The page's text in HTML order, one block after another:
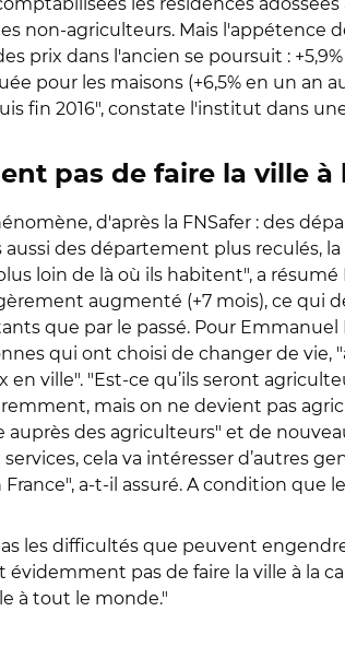
non-agriculteurs. Mais l'appétence
prix dans l'ancien se poursuit :
pour les maisons (+6,5% en un
fin 2016", constate l'institut dans
pas de faire la ville à
d'après la FNSafer : des
aussi des département plus reculés,
loin de là où ils habitent", a
augmenté (+7 mois), ce qui
que par le passé. Pour
qui ont choisi de changer de vie,
ville". "Est-ce qu’ils seront
mais on ne devient pas
des agriculteurs" et de
cela va intéresser d’autres
a-t-il assuré. A condition que
les difficultés que peuvent
évidemment pas de faire la ville à
à tout le monde."